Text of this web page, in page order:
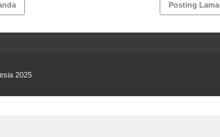
Posting Lama
2025